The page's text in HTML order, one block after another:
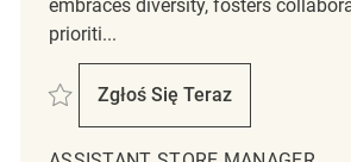
embraces diversity, fosters
prioriti...
Zapisać Assistant Store Manager
Zgłoś Się Teraz
Assistant Store